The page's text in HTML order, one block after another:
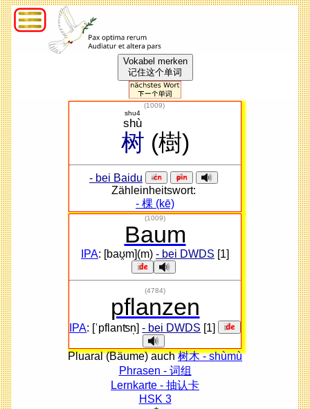
Vokabel merken
记住这个单词
(1009)
树
shù
shu4
(樹)
- bei Baidu
Zähleinheitswort:
- 棵 (kē)
(1009)
Baum
IPA: [baʊ̯m](m) - bei DWDS [1]
(4784)
pflanzen
IPA: [ˈpflanʦn̩] - bei DWDS [1]
Pluaral (Bäume) auch树木 - shùmù
Phrasen - 词组
Lernkarte - 抽认卡
HSK 3